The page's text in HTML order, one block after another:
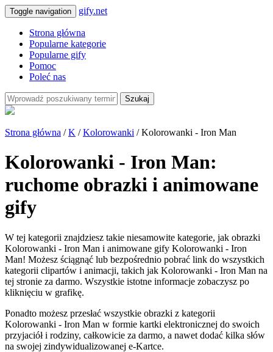
Toggle navigation gify.net
Strona główna
Popularne kategorie
Popularne gify
Pomoc
Poleć nas
Szukaj
Strona główna /K /Kolorowanki / Kolorowanki - Iron Man
Kolorowanki - Iron Man:
ruchome obrazki i animowane
gify
W tej kategorii znajdziesz takie niesamowite kategorie, jak obrazki
Kolorowanki - Iron Man i animowane gify Kolorowanki - Iron
Man! Możesz ściągnąć lub bezpośrednio pobrać link do wszystkich
kategorii clipartów i animacji, takich jak Kolorowanki - Iron Man na
tej stronie za darmo. Wszystkie istotne informacje zobaczysz po
kliknięciu w grafikę.
Ponadto możesz przesłać wszystkie obrazki z kategorii
Kolorowanki - Iron Man w formie kartki elektronicznej do swoich
przyjaciół i rodziny, całkowicie za darmo, a nawet dodać kilka słów
na swojej zindywidualizowanej e-Kartce.